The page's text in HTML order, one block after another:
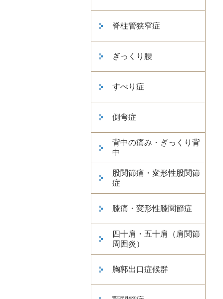
脊柱管狭窄症
ぎっくり腰
すべり症
側弯症
背中の痛み・ぎっくり背
中
股関節痛・変形性股関節
症
膝痛・変形性膝関節症
四十肩・五十肩（肩関節
周囲炎）
胸郭出口症候群